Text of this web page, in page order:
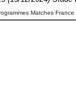
Matches France